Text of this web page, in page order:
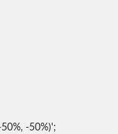
-50%)';